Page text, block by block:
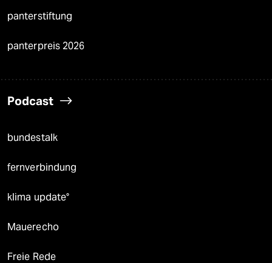
panterstiftung
panterpreis 2026
Podcast
bundestalk
fernverbindung
klima update°
Mauerecho
Freie Rede